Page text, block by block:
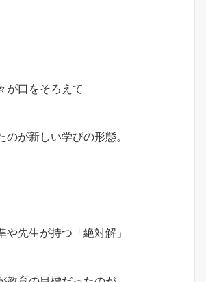
が口をそろえて
のが新しい学びの形態。
や先生が持つ「絶対解」